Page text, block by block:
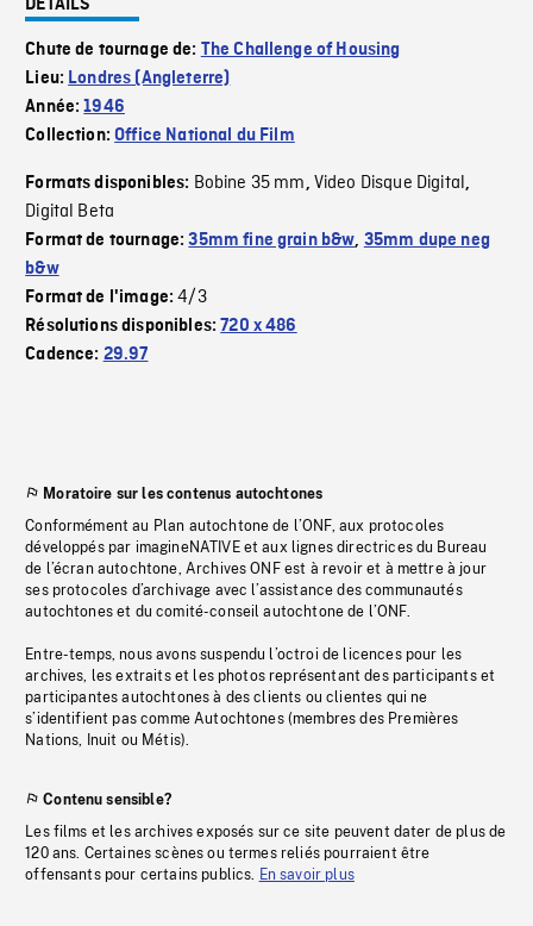
DÉTAILS
Chute de tournage de: The Challenge of Housing
Lieu: Londres (Angleterre)
Année:1946
Collection:Office National du Film
Formats disponibles: Bobine 35 mm, Video Disque Digital,
Digital Beta
Format de tournage:35mm fine grain b&w, 35mm dupe neg
b&w
Format de l'image:4/3
Résolutions disponibles:720 x 486
Cadence: 29.97
Moratoire sur les contenus autochtones
Conformément au Plan autochtone de l’ONF, aux protocoles
développés par imagineNATIVE et aux lignes directrices du Bureau
de l’écran autochtone, Archives ONF est à revoir et à mettre à jour
ses protocoles d’archivage avec l’assistance des communautés
autochtones et du comité-conseil autochtone de l’ONF.
Entre-temps, nous avons suspendu l’octroi de licences pour les
archives, les extraits et les photos représentant des participants et
participantes autochtones à des clients ou clientes qui ne
s’identifient pas comme Autochtones (membres des Premières
Nations, Inuit ou Métis).
Contenu sensible?
Les films et les archives exposés sur ce site peuvent dater de plus de
120 ans. Certaines scènes ou termes reliés pourraient être
offensants pour certains publics. En savoir plus